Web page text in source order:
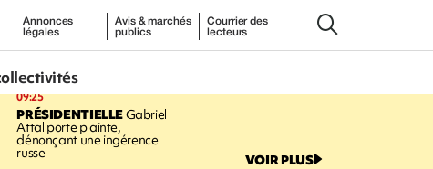
Annonces
légales
Avis & marchés
publics
Courrier des
lecteurs
09:25
PRÉSIDENTIELLEGabriel
Attal porte plainte,
dénonçant une ingérence
russe VOIR PLUS